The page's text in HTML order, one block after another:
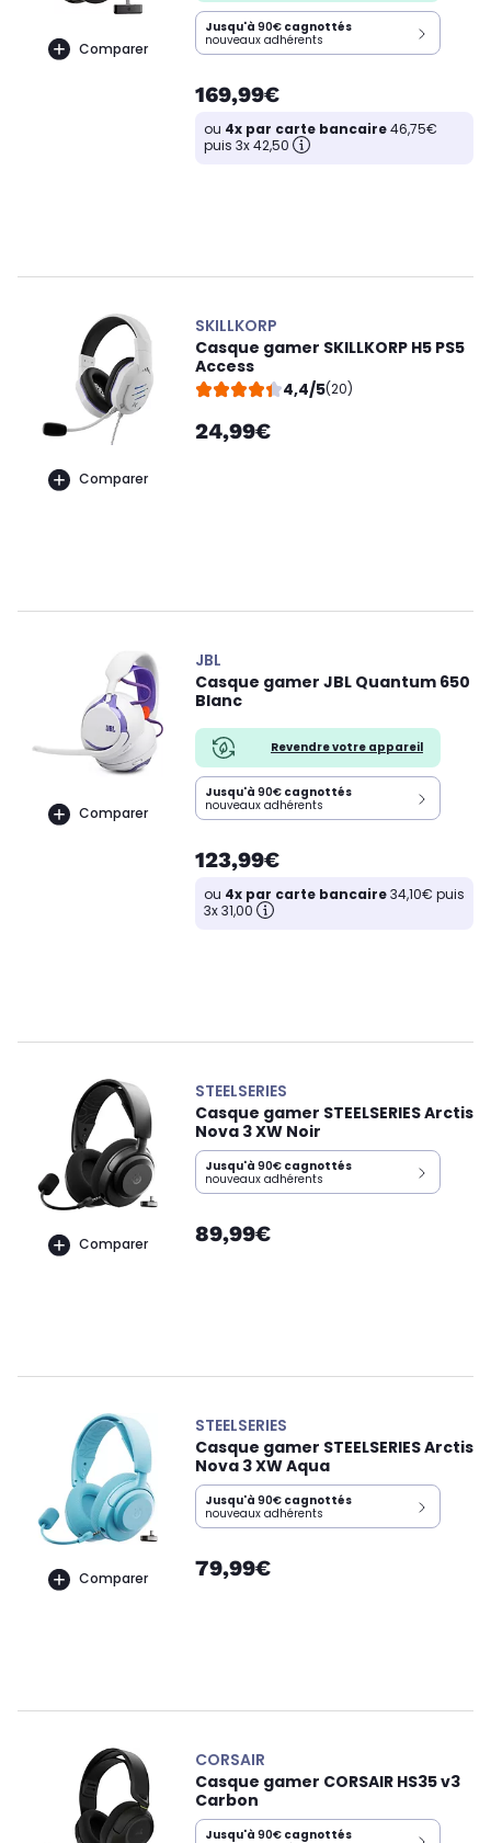
Comparer
Jusqu'à 90€ cagnottés
nouveaux adhérents
169,99€
ou 4x par carte bancaire46,75€
puis 3x 42,50
Comparer
SKILLKORP
Casque gamer SKILLKORP H5 PS5
Access
4,4/5(20)
24,99€
Comparer
JBL
Casque gamer JBL Quantum 650
Blanc
Revendre votre appareil
Jusqu'à 90€ cagnottés
nouveaux adhérents
123,99€
ou 4x par carte bancaire34,10€ puis
3x 31,00
Comparer
STEELSERIES
Casque gamer STEELSERIES Arctis
Nova 3 XW Noir
Jusqu'à 90€ cagnottés
nouveaux adhérents
89,99€
Comparer
STEELSERIES
Casque gamer STEELSERIES Arctis
Nova 3 XW Aqua
Jusqu'à 90€ cagnottés
nouveaux adhérents
79,99€
CORSAIR
Casque gamer CORSAIR HS35 v3
Carbon
Jusqu'à 90€ cagnottés